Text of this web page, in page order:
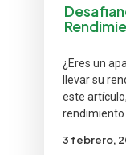
3 febrero,
¿Eres un
llevar su
este
rendimiento